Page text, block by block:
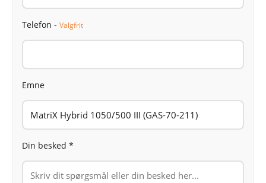
Telefon - Valgfrit
Emne
Din besked *